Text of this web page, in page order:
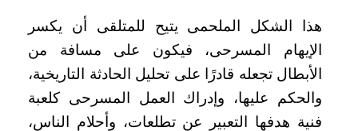
هذا الشكل الملحمى يتيح للمتلقى أن يكسر
الإيهام المسرحى، فيكون على مسافة من
الأبطال تجعله قادرًا على تحليل الحادثة التاريخية،
والحكم عليها، وإدراك العمل المسرحى كلعبة
فنية هدفها التعبير عن تطلعات، وأحلام الناس،